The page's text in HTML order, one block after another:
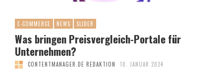
E-COMMERCE NEWS SLIDER
Was bringen Preisvergleich-Portale für
Unternehmen?
CONTENTMANAGER.DE REDAKTION 10. JANUAR 2024